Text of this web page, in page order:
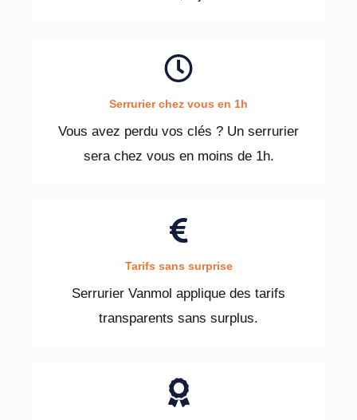
Serrurier chez vous en 1h
Vous avez perdu vos clés ? Un serrurier
sera chez vous en moins de 1h.
Tarifs sans surprise
Serrurier Vanmol applique des tarifs
transparents sans surplus.